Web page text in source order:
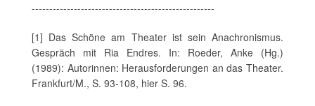
----------------------------------------------------
[1] Das Schöne am Theater ist sein Anachronismus.
Gespräch mit Ria Endres. In: Roeder, Anke (Hg.)
(1989): Autorinnen: Herausforderungen an das Theater.
Frankfurt/M., S. 93-108, hier S. 96.